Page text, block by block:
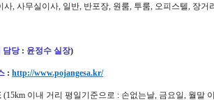
사, 사무실이사, 일반, 반포장, 원룸, 투룸, 오피스텔, 장
담당 : 윤정수 실장)
: http://www.pojangesa.kr/
(15km 이내 거리 평일기준으로 : 손없는날, 금요일, 월말